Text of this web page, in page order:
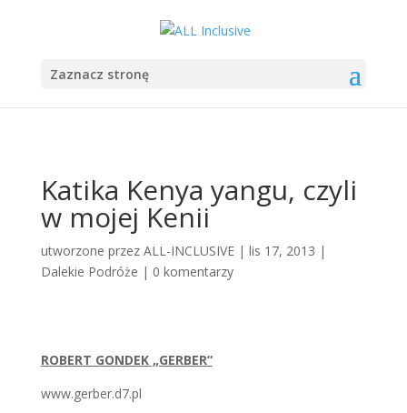
Zaznacz stronę
Katika Kenya yangu, czyli
w mojej Kenii
utworzone przez ALL-INCLUSIVE| lis 17, 2013 |
Dalekie Podróże | 0 komentarzy
ROBERT GONDEK „GERBER“
www.gerber.d7.pl